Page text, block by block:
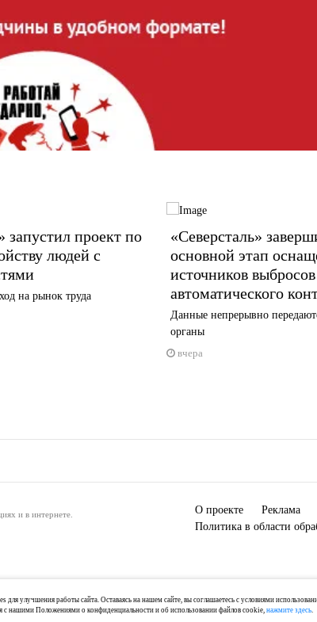
проект по
людей с
на рынок труда
«Северсталь»
основной этап
источников
автоматического
Данные непрерывно
органы
вчера
и в интернете.
04-44, +7 921 125-06-
О проекте Реклама
Политика в области
улучшения работы сайта. Оставаясь на нашем сайте, вы соглашаетесь с условиями
с нашими Положениями о конфиденциальности и об использовании файлов cookie, нажмите здесь.